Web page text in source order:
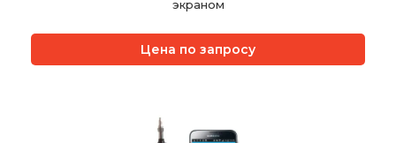
экраном
Цена по запросу